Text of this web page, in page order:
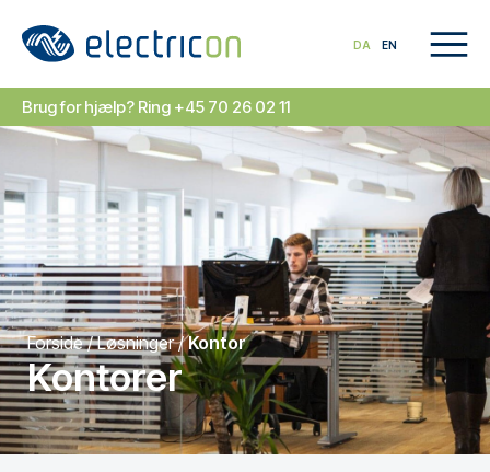
DA EN
Brug for hjælp? Ring +45 70 26 02 11
Forside/Løsninger/Kontor
Kontorer